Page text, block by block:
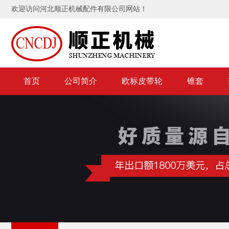
欢迎访问河北顺正机械配件有限公司网站！
首页 公司简介 欧标皮带轮 锥套